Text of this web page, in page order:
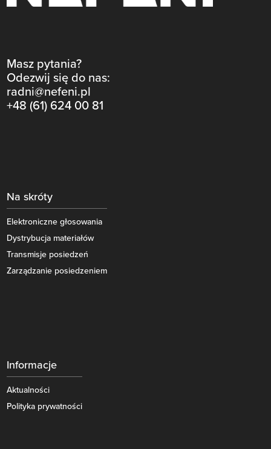
Masz pytania?
Odezwij się do nas:
radni@nefeni.pl
+48 (61) 624 00 81
Na skróty
Elektroniczne głosowania
Dystrybucja materiałów
Transmisje posiedzeń
Zarządzanie posiedzeniem
Informacje
Aktualności
Polityka prywatności